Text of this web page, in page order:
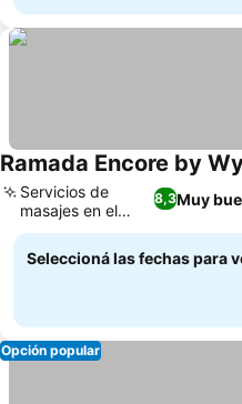
Ramada Encore by
8,3Muy
Servicios de
masajes en el
lugar
Seleccioná las fechas para
Opción popular